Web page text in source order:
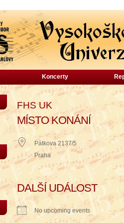
Koncerty
FHS UK
MÍSTO KONÁNÍ
Pátkova 2137/5
Praha
DALŠÍ UDÁLOST
No upcoming events